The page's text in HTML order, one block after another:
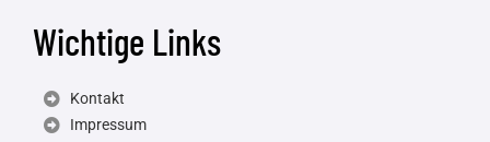
Wichtige Links
Kontakt
Impressum